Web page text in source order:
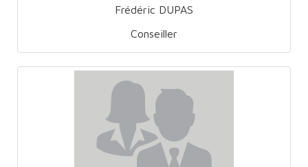
Frédéric DUPAS
Conseiller